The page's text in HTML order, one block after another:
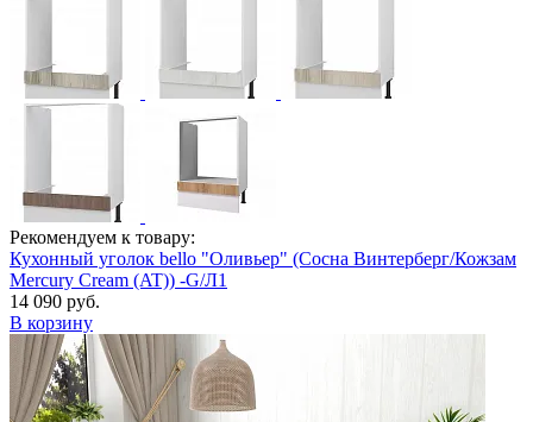
Рекомендуем к товару:
Кухонный уголок bello "Оливьер" (Сосна Винтерберг/Кожзам
Mercury Cream (AT)) -G/Л1
14 090 руб.
В корзину